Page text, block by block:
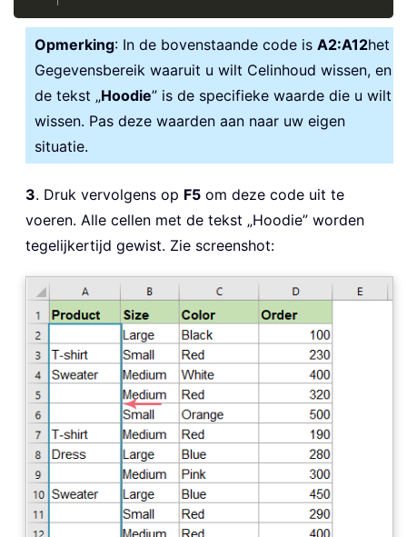
Opmerking: In de bovenstaande code is A2:A12het
Gegevensbereik waaruit u wilt Celinhoud wissen, en
de tekst „Hoodie” is de specifieke waarde die u wilt
wissen. Pas deze waarden aan naar uw eigen
situatie.
3. Druk vervolgens op F5 om deze code uit te
voeren. Alle cellen met de tekst „Hoodie” worden
tegelijkertijd gewist. Zie screenshot: